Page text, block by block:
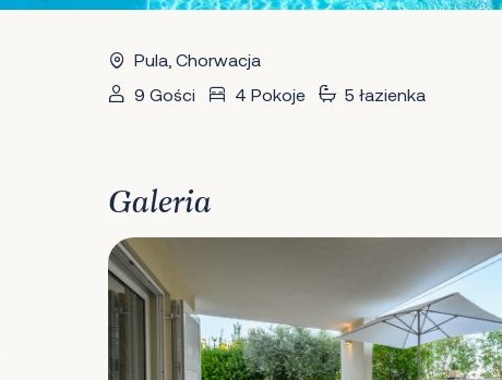
Pula, Chorwacja
9 Gości
4 Pokoje 5 łazienka
Galeria